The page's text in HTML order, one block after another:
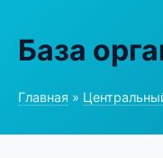
База
Главная »